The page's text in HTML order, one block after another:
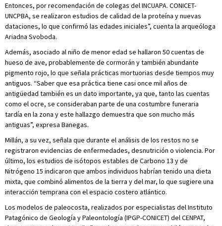
Entonces, por recomendación de colegas del INCUAPA. CONICET-
UNCPBA, se realizaron estudios de calidad de la proteína y nuevas
dataciones, lo que confirmó las edades iniciales”, cuenta la arqueóloga
Ariadna Svoboda.
Además, asociado al niño de menor edad se hallaron 50 cuentas de
hueso de ave, probablemente de cormorán y también abundante
pigmento rojo, lo que señala prácticas mortuorias desde tiempos muy
antiguos. “Saber que esa práctica tiene casi once mil años de
antigüedad también es un dato importante, ya que, tanto las cuentas
como el ocre, se consideraban parte de una costumbre funeraria
tardía en la zona y este hallazgo demuestra que son mucho más
antiguas”, expresa Banegas.
Millán, a su vez, señala que durante el análisis de los restos no se
registraron evidencias de enfermedades, desnutrición o violencia. Por
último, los estudios de isótopos estables de Carbono 13 y de
Nitrógeno 15 indicaron que ambos individuos habrían tenido una dieta
mixta, que combinó alimentos de la tierra y del mar, lo que sugiere una
interacción temprana con el espacio costero atlántico.
Los modelos de paleocosta, realizados por especialistas del Instituto
Patagónico de Geología y Paleontología (IPGP-CONICET) del CENPAT,